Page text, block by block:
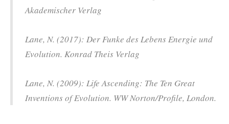
Akademischer Verlag
Lane, N. (2017): Der Funke des Lebens Energie und
Evolution. Konrad Theis Verlag
Lane, N. (2009): Life Ascending: The Ten Great
Inventions of Evolution. WW Norton/Profile, London.